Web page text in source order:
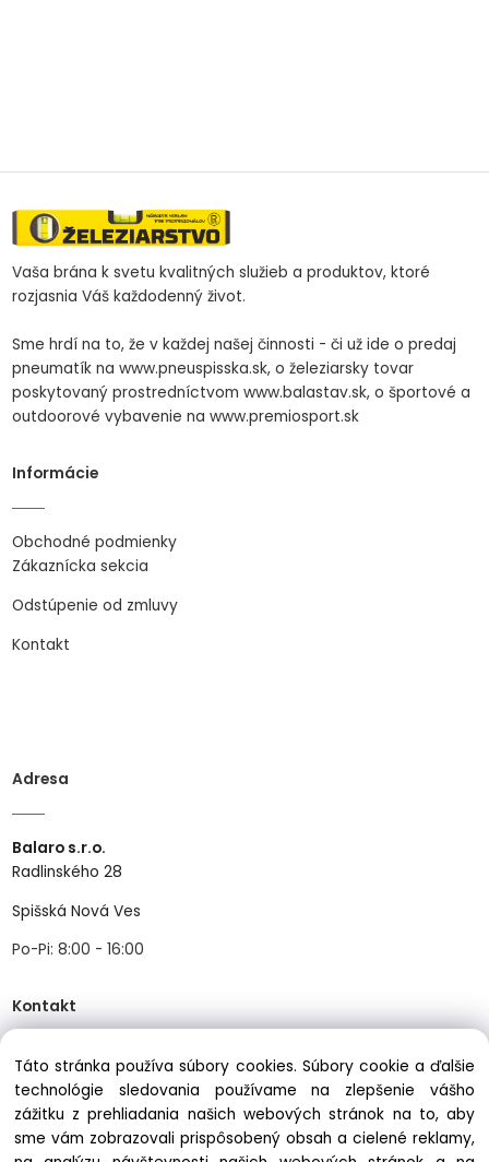
Vaša brána k svetu kvalitných služieb a produktov, ktoré
rozjasnia Váš každodenný život.
Sme hrdí na to, že v každej našej činnosti - či už ide o predaj
pneumatík na www.pneuspisska.sk, o železiarsky tovar
poskytovaný prostredníctvom www.balastav.sk, o športové a
outdoorové vybavenie na www.premiosport.sk
Informácie
Obchodné podmienky
Zákaznícka sekcia
Odstúpenie od zmluvy
Kontakt
Adresa
Balaro s.r.o.
Radlinského 28
Spišská Nová Ves
Po-Pi: 8:00 - 16:00
Kontakt
Tel:+421534466489
Mail:info@balastav.sk
Táto stránka používa súbory cookies. Súbory cookie a ďalšie
technológie sledovania používame na zlepšenie vášho
zážitku z prehliadania našich webových stránok na to, aby
sme vám zobrazovali prispôsobený obsah a cielené reklamy,